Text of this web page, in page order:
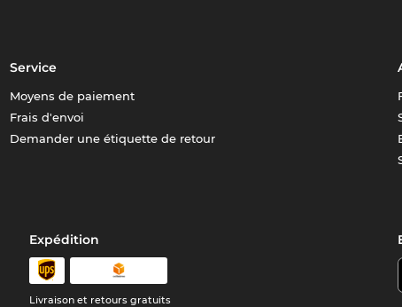
Service
Moyens de paiement
Frais d'envoi
Demander une étiquette de retour
Expédition
Livraison et retours gratuits